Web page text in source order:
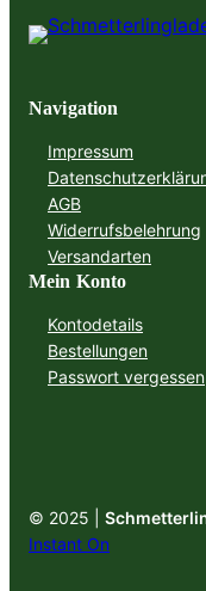
Navigation
Impressum
AGB
Widerrufsbelehrung
Versandarten
Mein Konto
Kontodetails
Bestellungen
Passwort vergessen
© 2025 |
Instant On